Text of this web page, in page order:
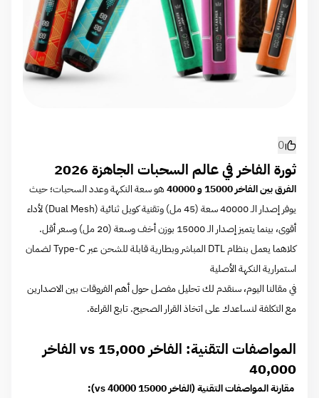
0
ثورة الفاخر في عالم السحبات الجاهزة 2026
الفرق بين الفاخر 15000 و 40000
هو سعة النكهة وعدد السحبات؛ حيث
يوفر إصدار الـ 40000 سعة (45 مل) وتقنية كويل ثنائية (Dual Mesh) لأداء
أقوى، بينما يتميز إصدار الـ 15000 بوزن أخف وسعة (20 مل) وسعر أقل.
كلاهما يعمل بنظام DTL المباشر وبطارية قابلة للشحن عبر Type-C لضمان
استمرارية النكهة الأصلية
في مقالنا اليوم، سنقدم لك تحليل مفصل حول أهم الفروقات بين الاصدارين
مع التكلفة لنساعدك على اتخاذ القرار الصحيح. تابع القراءة.
المواصفات التقنية: الفاخر 15,000 vs الفاخر
40,000
مقارنة المواصفات التقنية (الفاخر 15000 vs 40000):